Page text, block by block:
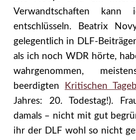
Verwandtschaften
entschlüsseln. Beatrix
gelegentlich in DLF-
als ich noch WDR hörte,
wahrgenommen,
beerdigten
Kritischen
Jahres: 20. Todestag!).
damals – nicht mit gut
ihr der DLF wohl so nicht